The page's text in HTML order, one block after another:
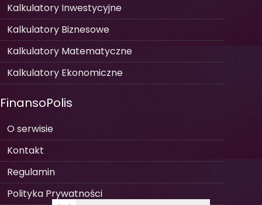
Kalkulatory Inwestycyjne
Kalkulatory Biznesowe
Kalkulatory Matematyczne
Kalkulatory Ekonomiczne
FinansoPolis
O serwisie
Kontakt
Regulamin
Polityka Prywatności